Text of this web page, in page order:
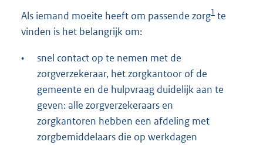
Als iemand moeite heeft om passende zorg1 te
vinden is het belangrijk om:
•
snel contact op te nemen met de
zorgverzekeraar, het zorgkantoor of de
gemeente en de hulpvraag duidelijk aan te
geven: alle zorgverzekeraars en
zorgkantoren hebben een afdeling met
zorgbemiddelaars die op werkdagen